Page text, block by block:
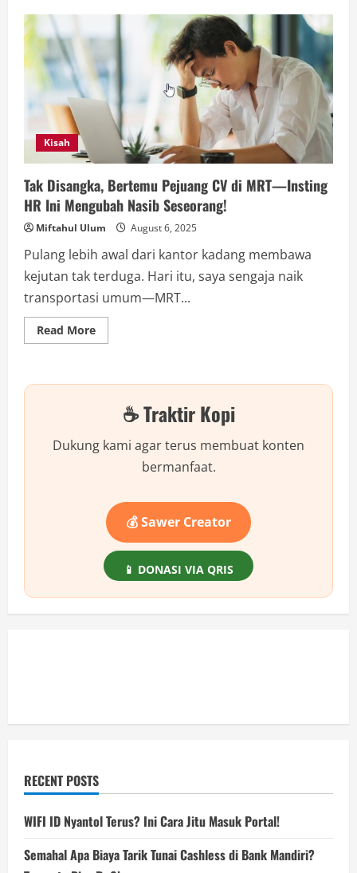
Tolak
Kerja
tanpa
Bikin
Ribut!
Kisah
Tak Disangka, Bertemu Pejuang CV di MRT—Insting
HR Ini Mengubah Nasib Seseorang!
Miftahul Ulum August 6, 2025
Pulang lebih awal dari kantor kadang membawa
kejutan tak terduga. Hari itu, saya sengaja naik
transportasi umum—MRT...
Read MoreRead
more
Bertemu
—
Insting
Seseorang!
☕ Traktir Kopi
Dukung kami agar terus membuat konten
bermanfaat.
💰 Sawer Creator
📱 DONASI VIA QRIS
RECENT POSTS
WIFI ID Nyantol Terus? Ini Cara Jitu Masuk Portal!
Semahal Apa Biaya Tarik Tunai Cashless di Bank Mandiri?